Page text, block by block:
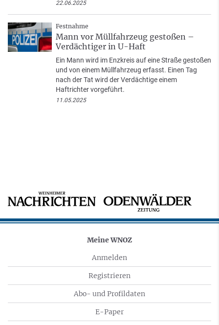
22.06.2025
Festnahme
Mann vor Müllfahrzeug gestoßen –
Verdächtiger in U-Haft
Ein Mann wird im Enzkreis auf eine Straße gestoßen
und von einem Müllfahrzeug erfasst. Einen Tag
nach der Tat wird der Verdächtige einem
Haftrichter vorgeführt.
11.05.2025
Meine WNOZ
Anmelden
Registrieren
Abo- und Profildaten
E-Paper